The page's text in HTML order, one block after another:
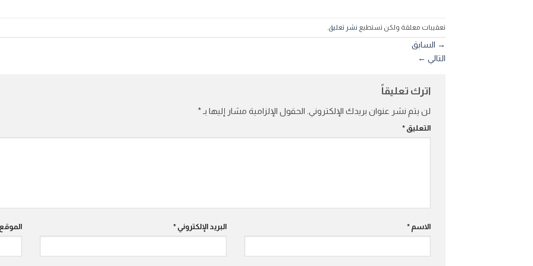
تعقيبات معلقة ولكن تستطيع نشر تعليق
→ السابق
التالي ←
اترك تعليقاً
لن يتم نشر عنوان بريدك الإلكتروني. الحقول الإلزامية مشار إليها بـ *
التعليق *
الاسم * البريد الإلكتروني* الموقع